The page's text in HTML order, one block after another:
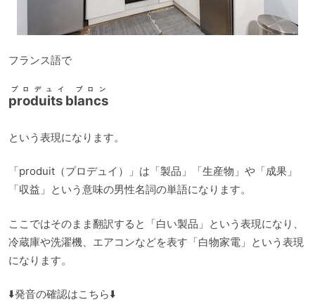
フランス語で
produits blancs
プロデュイ ブロン
という表現になります。
「produit（プロデュイ）」は「製品」「生産物」や「成果」
「収益」という意味の男性名詞の単語になります。
ここではそのまま翻訳すると「白い製品」という表現になり、
冷蔵庫や洗濯機、エアコンなどを表す「白物家電」という表現
になります。
⬇️発音の確認はこちら⬇️